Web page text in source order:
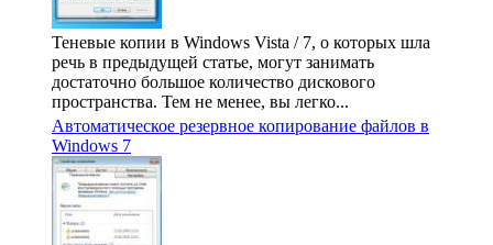
Теневые копии в Windows Vista / 7, о которых шла
речь в предыдущей статье, могут занимать
достаточно большое количество дискового
пространства. Тем не менее, вы легко...
Автоматическое резервное копирование файлов в
Windows 7